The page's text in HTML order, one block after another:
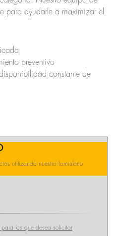
para ayudarle a maximizar el
preventivo
constante de
utilizando nuestro formulario
los que desea solicitar